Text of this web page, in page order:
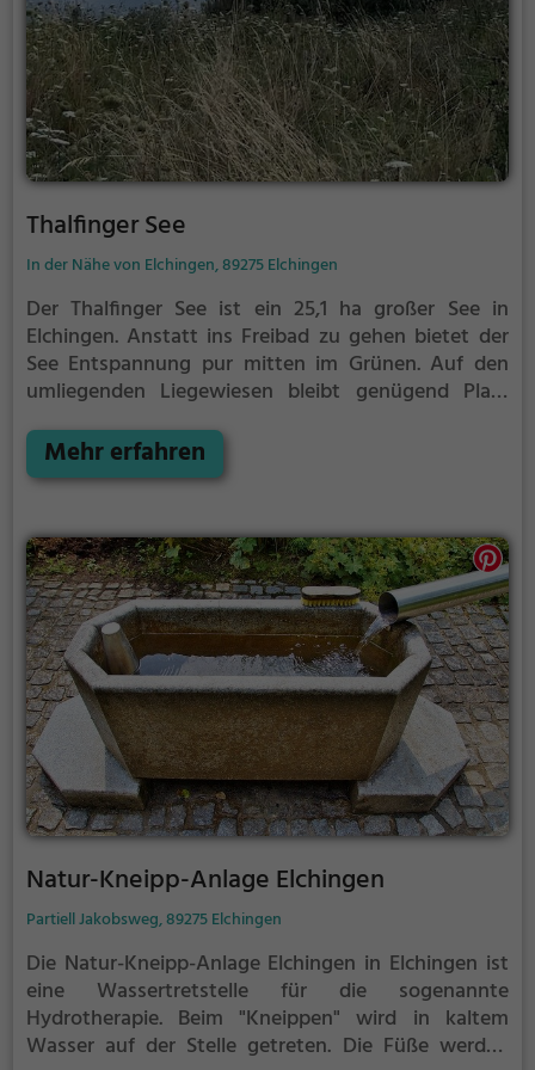
Thalfinger See
In der Nähe von Elchingen, 89275 Elchingen
Der Thalfinger See ist ein 25,1 ha großer See in
Elchingen. Anstatt ins Freibad zu gehen bietet der
See Entspannung pur mitten im Grünen. Auf den
umliegenden Liegewiesen bleibt genügend Platz
September ist der Thalfinger See ein beliebtes
Ausflugsziel. Egal ob für Familien, Freunde oder
Tage.
Mehr erfahren
Natur-Kneipp-Anlage Elchingen
Partiell Jakobsweg, 89275 Elchingen
Die Natur-Kneipp-Anlage Elchingen in Elchingen ist
eine Wassertretstelle für die sogenannte
Hydrotherapie. Beim "Kneippen" wird in kaltem
Wasser auf der Stelle getreten. Die Füße werden